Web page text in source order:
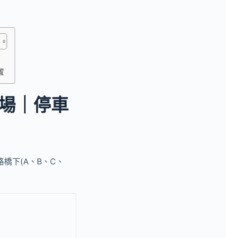
｜停車
下(A、B、C、